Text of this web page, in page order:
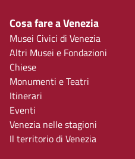
Cosa fare a Venezia
Musei Civici di Venezia
Altri Musei e Fondazioni
Chiese
Monumenti e Teatri
Itinerari
Eventi
Venezia nelle stagioni
Il territorio di Venezia